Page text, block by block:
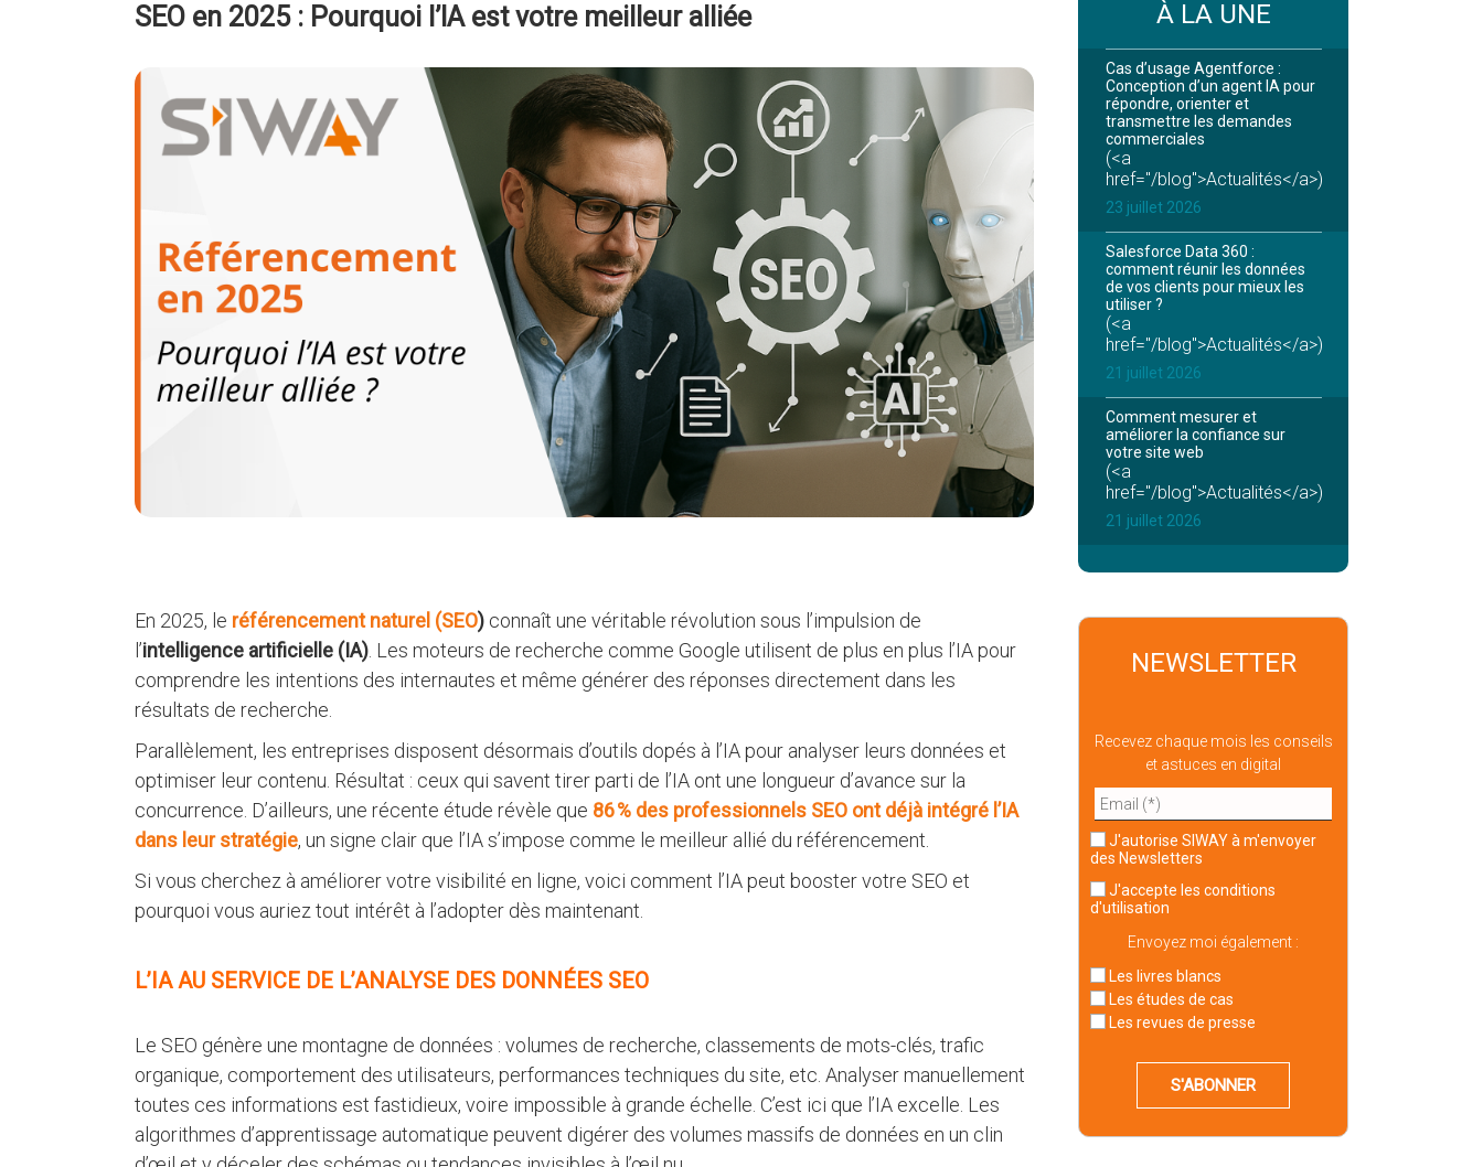
SEO en 2025 : Pourquoi l’IA est votre meilleur alliée
En 2025, le référencement naturel (SEO) connaît une véritable révolution sous l’impulsion de
l’intelligence artificielle (IA) . Les moteurs de recherche comme Google utilisent de plus en plus l’IA pour
comprendre les intentions des internautes et même générer des réponses directement dans les
résultats de recherche.
Parallèlement, les entreprises disposent désormais d’outils dopés à l’IA pour analyser leurs données et
optimiser leur contenu. Résultat : ceux qui savent tirer parti de l’IA ont une longueur d’avance sur la
concurrence. D’ailleurs, une récente étude révèle que 86 % des professionnels SEO ont déjà intégré l’IA
dans leur stratégie, un signe clair que l’IA s’impose comme le meilleur allié du référencement.
Si vous cherchez à améliorer votre visibilité en ligne, voici comment l’IA peut booster votre SEO et
pourquoi vous auriez tout intérêt à l’adopter dès maintenant.
L’IA AU SERVICE DE L’ANALYSE DES DONNÉES SEO
Le SEO génère une montagne de données : volumes de recherche, classements de mots-clés, trafic
organique, comportement des utilisateurs, performances techniques du site, etc. Analyser manuellement
toutes ces informations est fastidieux, voire impossible à grande échelle. C’est ici que l’IA excelle. Les
algorithmes d’apprentissage automatique peuvent digérer des volumes massifs de données en un clin
À LA UNE
Cas d’usage Agentforce :
Conception d’un agent IA pour
répondre, orienter et
transmettre les demandes
commerciales
(<a
href="/blog">Actualités</a>)
23 juillet 2026
Salesforce Data 360 :
comment réunir les données
de vos clients pour mieux les
utiliser ?
(<a
href="/blog">Actualités</a>)
21 juillet 2026
Comment mesurer et
améliorer la confiance sur
votre site web
(<a
href="/blog">Actualités</a>)
21 juillet 2026
NEWSLETTER
Recevez chaque mois les conseils
et astuces en digital
des Newsletters
J'accepte les conditions
d'utilisation
Envoyez moi également :
Les livres blancs
Les études de cas
Les revues de presse
S'ABONNER